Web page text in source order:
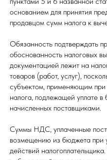
основанием для принятия
продавцом сумм налога к
Обязанность подтверждать
обоснованность налоговых
документацией лежит на
товаров (работ, услуг),
субъектом, применяющим
налога, подлежащей уплате
начисленных поставщиками.
Суммы НДС, уплаченные
возмещению из бюджета при
действий